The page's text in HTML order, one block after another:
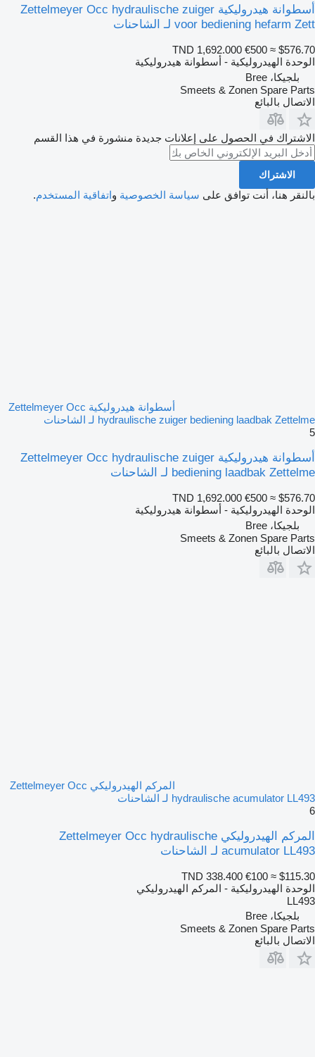
أسطوانة هيدروليكية Zettelmeyer Occ hydraulische zuiger
voor bediening hefarm Zett لـ الشاحنات
TND 1,692.000 €500 ≈ $576.70
الوحدة الهيدروليكية - أسطوانة هيدروليكية
بلجيكا، Bree
Smeets & Zonen Spare Parts
الاتصال بالبائع
الاشتراك في الحصول على إعلانات جديدة منشورة في هذا القسم
الاشتراك
بالنقر هنا، أنت توافق على سياسة الخصوصية واتفاقية المستخدم.
أسطوانة هيدروليكية Zettelmeyer Occ
hydraulische zuiger bediening laadbak Zettelme لـ الشاحنات
5
أسطوانة هيدروليكية Zettelmeyer Occ hydraulische zuiger
bediening laadbak Zettelme لـ الشاحنات
TND 1,692.000 €500 ≈ $576.70
الوحدة الهيدروليكية - أسطوانة هيدروليكية
بلجيكا، Bree
Smeets & Zonen Spare Parts
الاتصال بالبائع
المركم الهيدروليكي Zettelmeyer Occ
hydraulische acumulator LL493 لـ الشاحنات
6
المركم الهيدروليكي Zettelmeyer Occ hydraulische
acumulator LL493 لـ الشاحنات
TND 338.400 €100 ≈ $115.30
الوحدة الهيدروليكية - المركم الهيدروليكي
LL493
بلجيكا، Bree
Smeets & Zonen Spare Parts
الاتصال بالبائع